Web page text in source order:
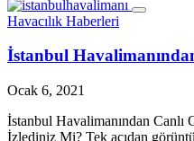
Havacılık Haberleri
İstanbul
Ocak 6, 2021
İstanbul Havalimanından Canlı
İzlediniz Mi? Tek açıdan